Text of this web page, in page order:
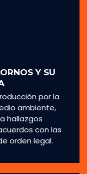
Y SU
por la
ambiente,
hallazgos
con las
orden legal.